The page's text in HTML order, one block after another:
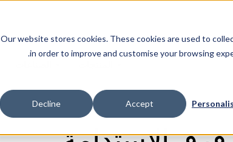
Our website stores cookies. These cookies are used to
in order to improve and customise your browsing
Accept
Decline